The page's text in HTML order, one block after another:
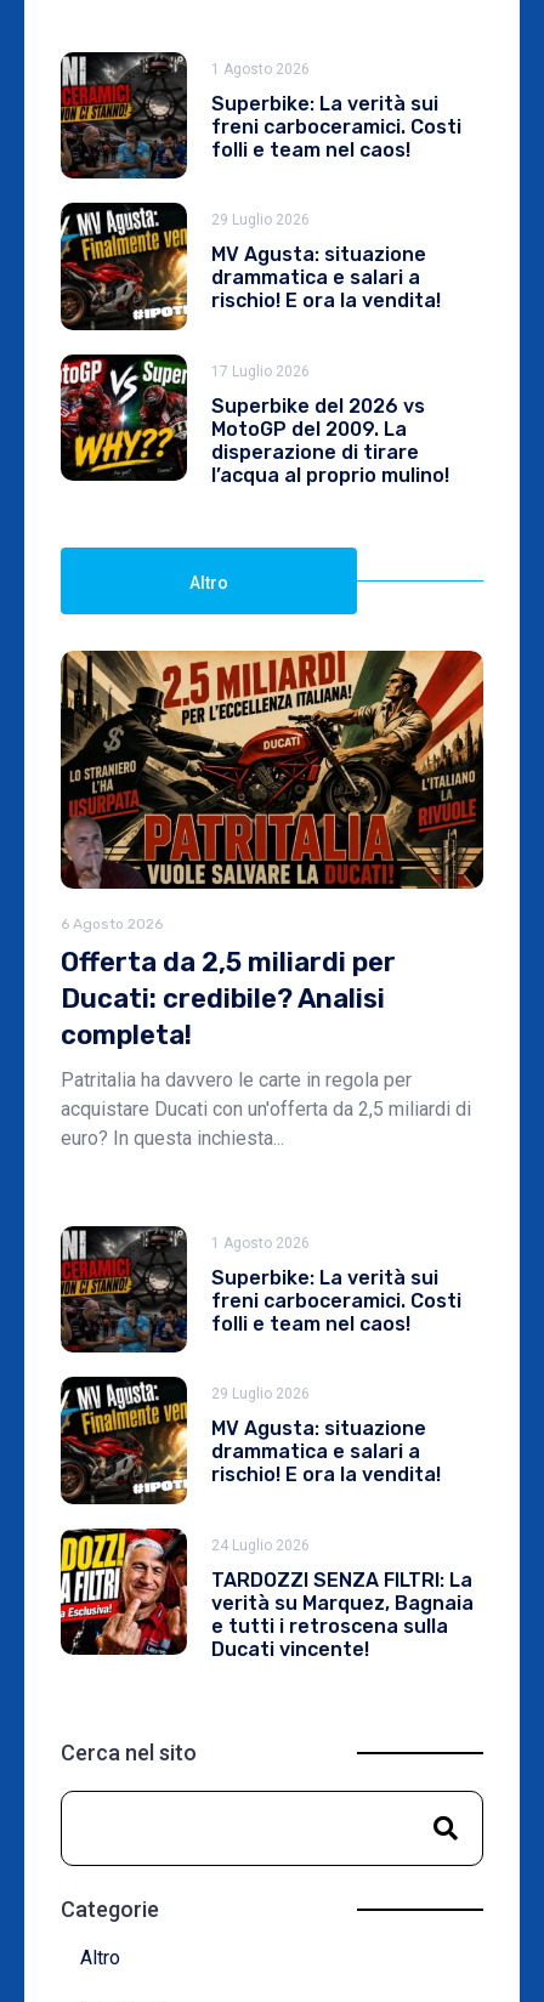
1 Agosto 2026
Superbike: La verità sui
freni carboceramici. Costi
folli e team nel caos!
29 Luglio 2026
MV Agusta: situazione
drammatica e salari a
rischio! E ora la vendita!
17 Luglio 2026
Superbike del 2026 vs
MotoGP del 2009. La
disperazione di tirare
l’acqua al proprio mulino!
Altro
6 Agosto 2026
Offerta da 2,5 miliardi per
Ducati: credibile? Analisi
completa!
Patritalia ha davvero le carte in regola per
acquistare Ducati con un'offerta da 2,5 miliardi di
euro? In questa inchiesta...
1 Agosto 2026
Superbike: La verità sui
freni carboceramici. Costi
folli e team nel caos!
29 Luglio 2026
MV Agusta: situazione
drammatica e salari a
rischio! E ora la vendita!
24 Luglio 2026
TARDOZZI SENZA FILTRI: La
verità su Marquez, Bagnaia
e tutti i retroscena sulla
Ducati vincente!
Cerca nel sito
Categorie
Altro